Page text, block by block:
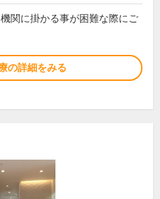
関に掛かる事が困難な際にご
の詳細をみる